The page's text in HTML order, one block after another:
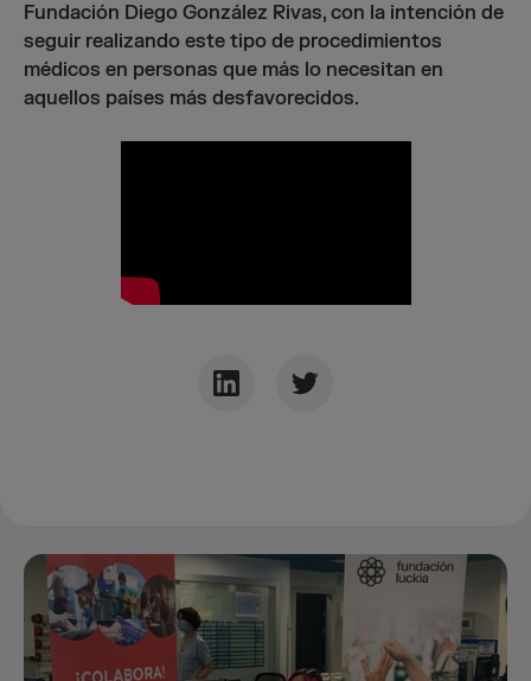
Fundación Diego González Rivas, con la intención de
seguir realizando este tipo de procedimientos
médicos en personas que más lo necesitan en
aquellos países más desfavorecidos.